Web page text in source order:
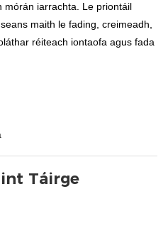
iarrachta. Le priontáil
maith le fading, creimeadh,
réiteach iontaofa agus fada
Táirge